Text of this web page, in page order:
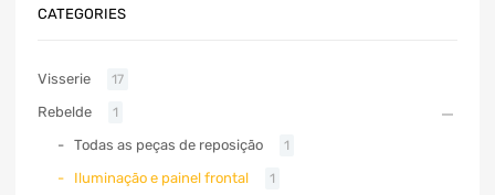
CATEGORIES
Visserie 17
Rebelde 1
Todas as peças de reposição 1
Iluminação e painel frontal 1